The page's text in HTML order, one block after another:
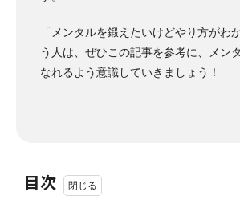
「メンタルを鍛えたいけどやり方がわ
う人は、ぜひこの記事を参考に、メン
なれるよう意識していきましょう！
目次